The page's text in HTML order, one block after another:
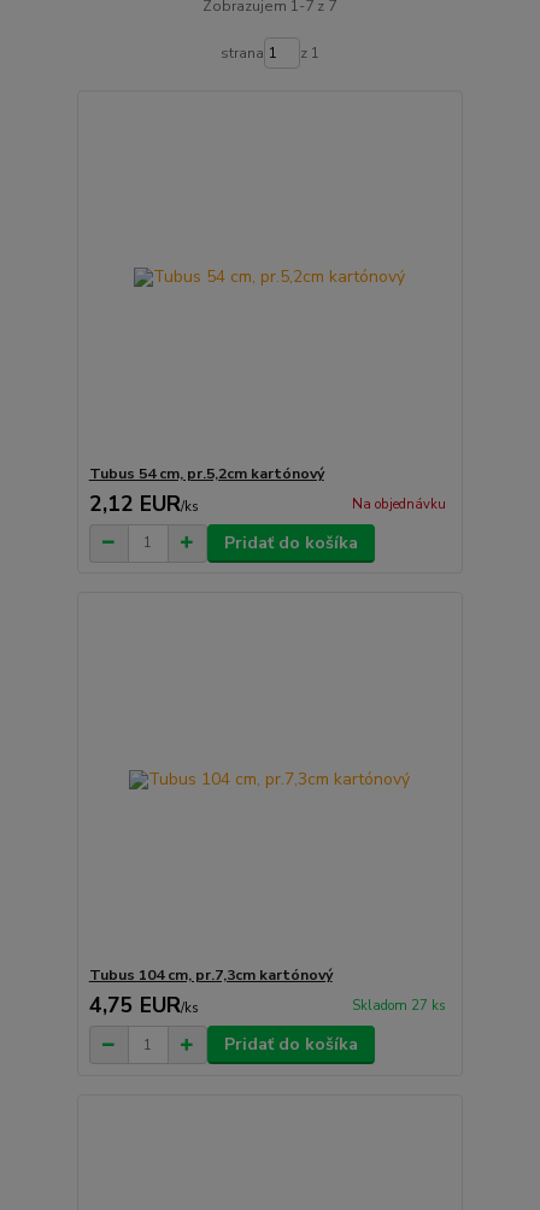
Zobrazujem 1-7 z 7
strana z 1
Tubus 54 cm, pr.5,2cm kartónový
2,12 EUR/ks Na objednávku
Pridať do košíka
Tubus 104 cm, pr.7,3cm kartónový
4,75 EUR/ks Skladom 27 ks
Pridať do košíka